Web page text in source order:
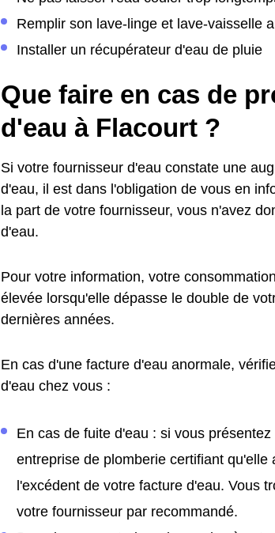
Remplir son lave-linge et lave-vaisselle
Installer un récupérateur d'eau de pluie
Que faire en cas de
d'eau à Flacourt ?
Si votre fournisseur d'eau constate une
d'eau, il est dans l'obligation de vous en
la part de votre fournisseur, vous n'avez
d'eau.
Pour votre information, votre
élevée lorsqu'elle dépasse le double de
dernières années.
En cas d'une facture d'eau anormale,
d'eau chez vous :
En cas de fuite d'eau : si vous
entreprise de plomberie certifiant
l'excédent de votre facture d'eau. Vous
votre fournisseur par recommandé.